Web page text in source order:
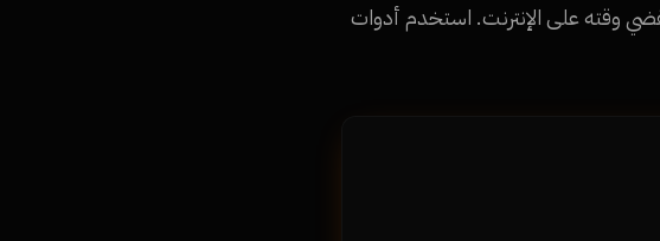
وقته على الإنترنت. استخدم أدوات